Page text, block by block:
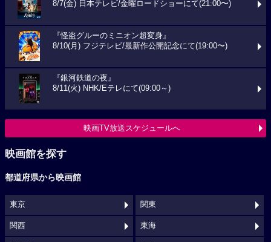
8/7(金) 日本テレビ/金曜ロードショーにて(21:00〜)
『怪盗グルーのミニオン超変身』
8/10(月) フジテレビ/最新作公開記念にて(19:00〜)
『銀河鉄道の夜』
8/11(火) NHK/Eテレにて(09:00～)
映画TV放送スケジュールへ
映画館を探す
都道府県から映画館
東京 関東
関西 東海